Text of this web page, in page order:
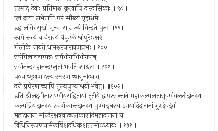
तस्माद् देयाः प्रतिमाश्च कृत्वापि दारदासिकाः ॥९८॥
एवं दत्वा लभेतापि परं सौख्यं गृहाश्रमे ।
इह लोके सुखी भूत्वा साम्राज्यं विन्दते पुनः ॥९९॥
स्वर्गे सत्ये च वैराज्ये वैकुण्ठे श्रीपुरेऽक्षरे ।
गोलोके जायते धामेश्वरनारायणप्रभः ॥१००॥
सर्वविलाससम्पन्नः सर्वभोगाभिभोगवान् ।
सर्वानन्दमहानन्दप्लुतो भवति शाश्वतः ॥१०१॥
पठनाच्छ्रवणादस्य स्मरणाच्चानुमोदनात् ।
दाने प्रपेरणाच्चापि तुल्यपुण्याश्रयो भवेत्। ॥१०२॥
इति श्रीलक्ष्मीनारायणीयसंहितायां तृतीये द्वापरसन्ताने महाकल्पलतासुवर्णवल्लीदानस्य
कल्पप्रियादानस्य स्वर्णकान्तदानस्य पुण्यदानस्याऽभयादिदानानां गुरुदेवदेवी-
महादानानां मन्दिरक्षेत्रवाट्यलंकारादिमहादानानां च
विधिनिरूपणनामैकत्रिंशदधिकशततमोऽध्यायः ॥१३१॥